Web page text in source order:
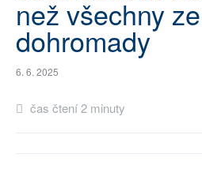
NEJČTENĚJŠÍ ZA 7 DNÍ
AUTOŘI
PŘÍSPĚVKY NA PROVOZ
než všechny
dohromady
6. 6. 2025
čas čtení 2 minuty